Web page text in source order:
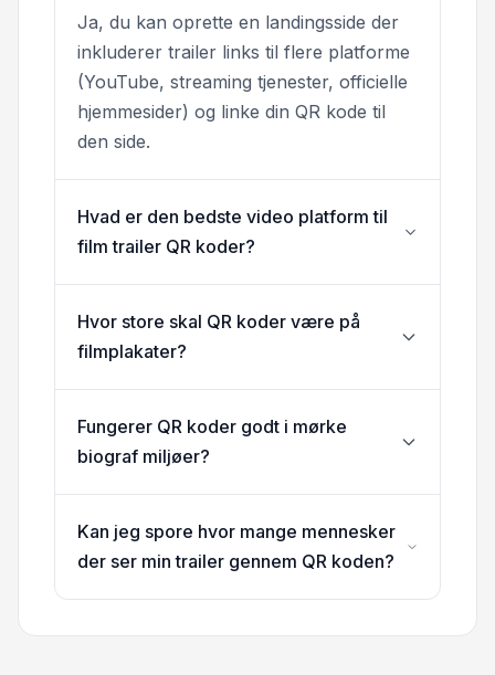
Ja, du kan oprette en landingsside der
inkluderer trailer links til flere platforme
(YouTube, streaming tjenester, officielle
hjemmesider) og linke din QR kode til
den side.
Hvad er den bedste video platform til
film trailer QR koder?
Hvor store skal QR koder være på
filmplakater?
Fungerer QR koder godt i mørke
biograf miljøer?
Kan jeg spore hvor mange mennesker
der ser min trailer gennem QR koden?